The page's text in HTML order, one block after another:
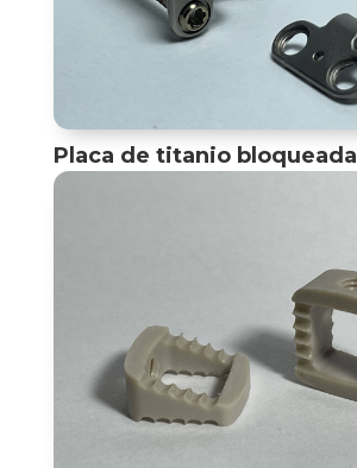
Placa de titanio bloqueada